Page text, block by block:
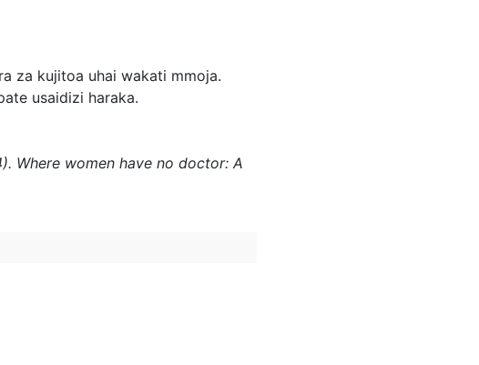
za kujitoa uhai wakati mmoja.
usaidizi haraka.
Where women have no doctor: A